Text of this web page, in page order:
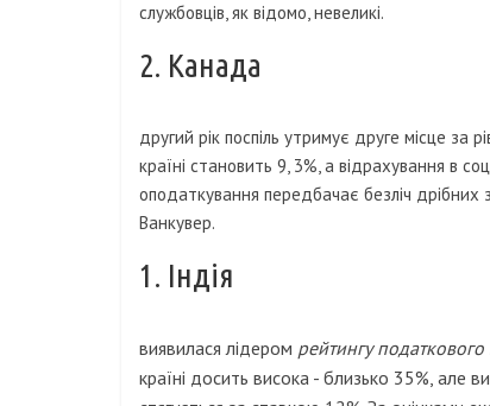
службовців, як відомо, невеликі.
2. Канада
другий рік поспіль утримує друге місце
країні становить 9, 3%, а відрахування в
оподаткування передбачає безліч дрібних
Ванкувер.
1. Індія
виявилася лідером рейтингу
країні досить висока - близько 35%, але